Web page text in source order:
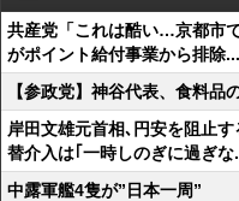
共産党「これは酷い…京都市
がポイント給付事業から排除...
【参政党】神谷代表、食料品
岸田文雄元首相､円安を阻止
替介入は｢一時しのぎに過ぎな
中露軍艦4隻が”日本一周”